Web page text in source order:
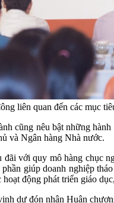
liên quan đến các mục
cũng nêu bật những
và Ngân hàng Nhà nước.
với quy mô hàng chục
giúp doanh nghiệp
động phát triển giáo
dự đón nhận Huân